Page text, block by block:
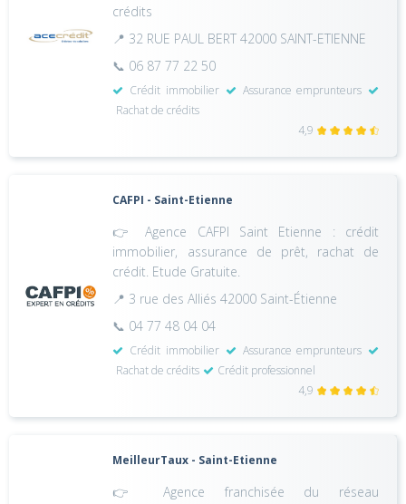
crédits
📍 32 RUE PAUL BERT 42000 SAINT-ETIENNE
📞 06 87 77 22 50
Crédit immobilier
Assurance emprunteurs
Rachat de crédits
4,9
CAFPI - Saint-Etienne
👉 Agence CAFPI Saint Etienne : crédit
immobilier, assurance de prêt, rachat de
crédit. Etude Gratuite.
📍 3 rue des Alliés 42000 Saint-Étienne
📞 04 77 48 04 04
Crédit immobilier
Assurance emprunteurs
Rachat de crédits
Crédit professionnel
4,9
MeilleurTaux - Saint-Etienne
👉 Agence franchisée du réseau